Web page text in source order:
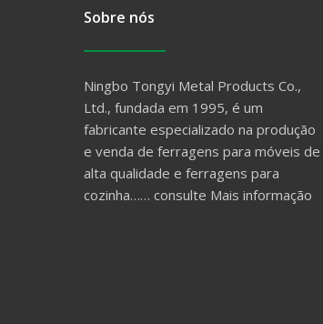
Sobre nós
Ningbo Tongyi Metal Products Co.,
Ltd., fundada em 1995, é um
fabricante especializado na produção
e venda de ferragens para móveis de
alta qualidade e ferragens para
cozinha…… consulte Mais informação